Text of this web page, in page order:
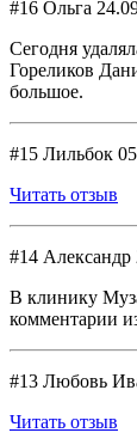
#16 Ольга
Сегодня
Гореликов
большое.
#15 Лильбок
Читать отзыв
#14 Александр
В клинику
комментарии
#13 Любовь
Читать отзыв